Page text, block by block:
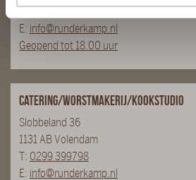
E: info@runderkamp.nl
Geopend tot 18.00 uur
Catering/Worstmakerij/Kookstudio
Slobbeland 36
1131 AB Volendam
T: 0299 399798
E: info@runderkamp.nl